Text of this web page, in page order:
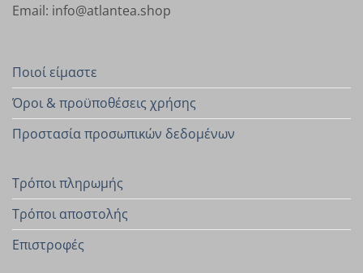
Email: info@atlantea.shop
Ποιοί είμαστε
Όροι & προϋποθέσεις χρήσης
Προστασία προσωπικών δεδομένων
Τρόποι πληρωμής
Τρόποι αποστολής
Επιστροφές